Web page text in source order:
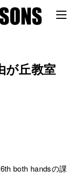
が丘教室
both handsの課